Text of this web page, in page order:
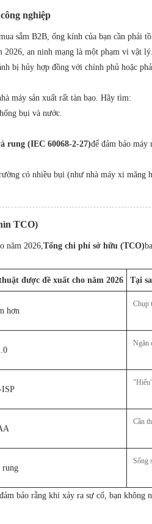
nghiệp
sắm B2B, ống kính của bạn cần phải
2026, an ninh mạng là một phạm vi vật
bị hủy hợp đồng với chính phủ hoặc
máy sản xuất rất tàn bạo. Hãy tìm:
bụi và nước.
rung (IEC 60068-2-27)để đảm bảo máy
có nhiều bụi (như nhà máy xi măng
TCO)
năm 2026, Tổng chi phí sở hữu (TCO)
được đề xuất cho năm 2026 Tại
hơn
Chụp
Ngăn
Cần
rung
Sống
bảo rằng khi xảy ra sự cố, bạn